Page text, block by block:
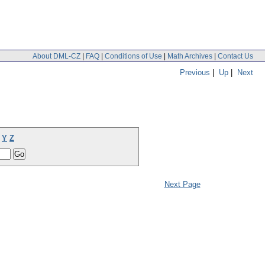
About DML-CZ | FAQ | Conditions of Use | Math Archives | Contact Us
Previous | Up | Next
Y Z
Next Page